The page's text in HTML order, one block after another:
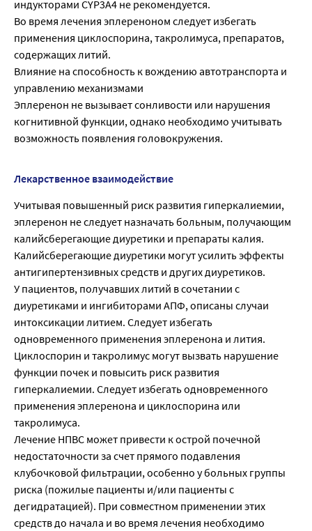
индукторами CYP3A4 не рекомендуется.
Во время лечения эплереноном следует избегать
применения циклоспорина, такролимуса, препаратов,
содержащих литий.
Влияние на способность к вождению автотранспорта и
управлению механизмами
Эплеренон не вызывает сонливости или нарушения
когнитивной функции, однако необходимо учитывать
возможность появления головокружения.
Лекарственное взаимодействие
Учитывая повышенный риск развития гиперкалиемии,
эплеренон не следует назначать больным, получающим
калийсберегающие диуретики и препараты калия.
Калийсберегающие диуретики могут усилить эффекты
антигипертензивных средств и других диуретиков.
У пациентов, получавших литий в сочетании с
диуретиками и ингибиторами АПФ, описаны случаи
интоксикации литием. Следует избегать
одновременного применения эплеренона и лития.
Циклоспорин и такролимус могут вызвать нарушение
функции почек и повысить риск развития
гиперкалиемии. Следует избегать одновременного
применения эплеренона и циклоспорина или
такролимуса.
Лечение НПВС может привести к острой почечной
недостаточности за счет прямого подавления
клубочковой фильтрации, особенно у больных группы
риска (пожилые пациенты и/или пациенты с
дегидратацией). При совместном применении этих
средств до начала и во время лечения необходимо